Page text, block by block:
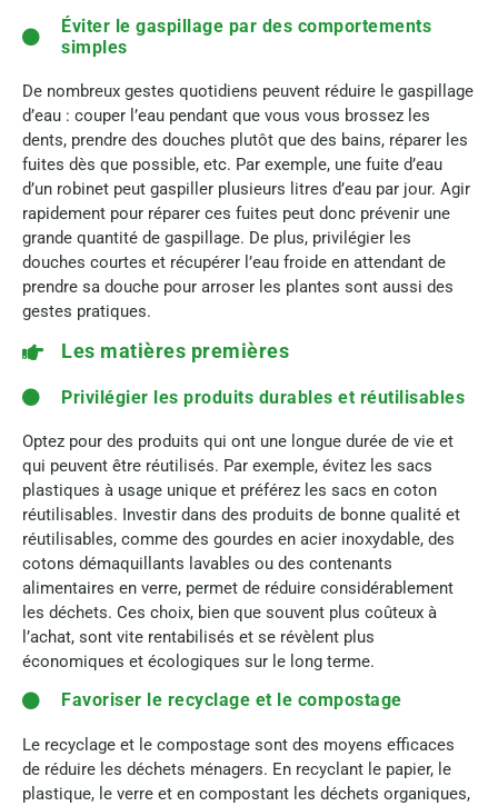
Éviter le gaspillage par des comportements
simples
De nombreux gestes quotidiens peuvent réduire le gaspillage
d’eau : couper l’eau pendant que vous vous brossez les
dents, prendre des douches plutôt que des bains, réparer les
fuites dès que possible, etc. Par exemple, une fuite d’eau
d’un robinet peut gaspiller plusieurs litres d’eau par jour. Agir
rapidement pour réparer ces fuites peut donc prévenir une
grande quantité de gaspillage. De plus, privilégier les
douches courtes et récupérer l’eau froide en attendant de
prendre sa douche pour arroser les plantes sont aussi des
gestes pratiques.
Les matières premières
Privilégier les produits durables et réutilisables
Optez pour des produits qui ont une longue durée de vie et
qui peuvent être réutilisés. Par exemple, évitez les sacs
plastiques à usage unique et préférez les sacs en coton
réutilisables. Investir dans des produits de bonne qualité et
réutilisables, comme des gourdes en acier inoxydable, des
cotons démaquillants lavables ou des contenants
alimentaires en verre, permet de réduire considérablement
les déchets. Ces choix, bien que souvent plus coûteux à
l’achat, sont vite rentabilisés et se révèlent plus
économiques et écologiques sur le long terme.
Favoriser le recyclage et le compostage
Le recyclage et le compostage sont des moyens efficaces
de réduire les déchets ménagers. En recyclant le papier, le
plastique, le verre et en compostant les déchets organiques,